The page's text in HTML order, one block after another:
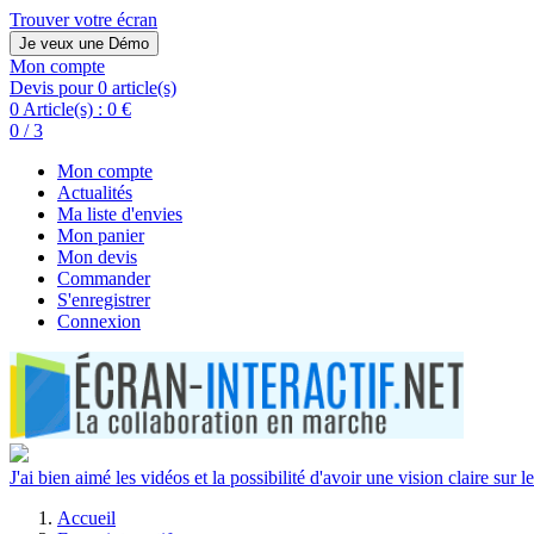
Trouver votre écran
Je veux une Démo
Mon compte
Devis pour 0 article(s)
0 Article(s) : 0 €
0 / 3
Mon compte
Actualités
Ma liste d'envies
Mon panier
Mon devis
Commander
S'enregistrer
Connexion
J'ai bien aimé les vidéos et la possibilité d'avoir une vision claire sur
Accueil